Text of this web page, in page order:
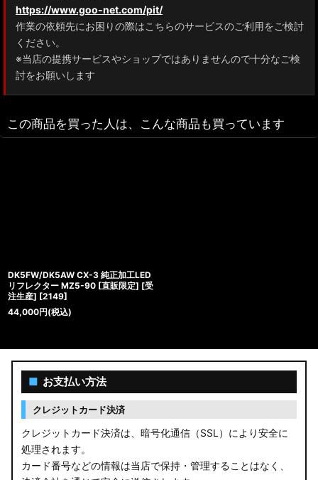
https://www.goo-net.com/pit/
作業の依頼先にお困りの際はこちらのサービスのご利用をご検討
ください。
※当店の提携サービスやショップではありませんので十分なご検
討をお願いします
この商品を買った人は、こんな商品も買っています
DK5FW/DK5AW CX-3 純正加工LED
リフレクター MZ5-90 [直販限定] [受
注生産] [2149]
44,000円(税込)
■ お支払い方法
クレジットカード決済
クレジットカード決済は、暗号化通信（SSL）により安全に
処理されます。
カード番号などの情報は当店で保持・管理することはなく、